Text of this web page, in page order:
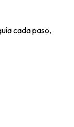
cada paso,